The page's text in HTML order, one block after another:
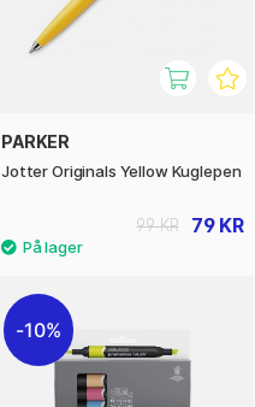
PARKER
Jotter Originals Yellow Kuglepen
79 KR
99 KR
10%